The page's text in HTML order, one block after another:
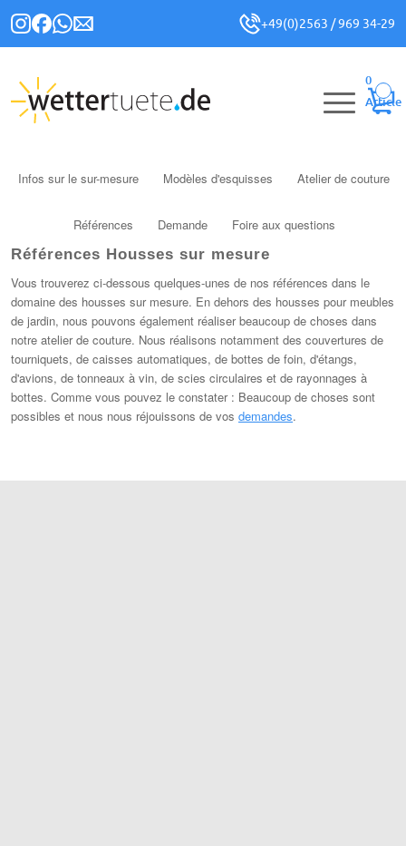
+49(0)2563 / 969 34-29
0
Article
Infos sur le sur-mesure Modèles d'esquisses Atelier de couture
Références Demande
Foire aux questions
Références Housses sur mesure
Vous trouverez ci-dessous quelques-unes de nos références dans le
domaine des housses sur mesure. En dehors des housses pour meubles
de jardin, nous pouvons également réaliser beaucoup de choses dans
notre atelier de couture. Nous réalisons notamment des couvertures de
tourniquets, de caisses automatiques, de bottes de foin, d'étangs,
d'avions, de tonneaux à vin, de scies circulaires et de rayonnages à
bottes. Comme vous pouvez le constater : Beaucoup de choses sont
possibles et nous nous réjouissons de vos demandes.